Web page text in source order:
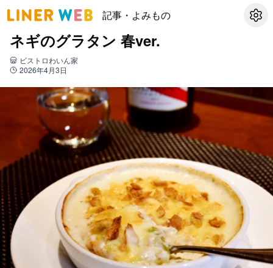
記事・よみもの 設定
ネギのグラタン 春ver.
ビストロわいん家
2026年4月3日